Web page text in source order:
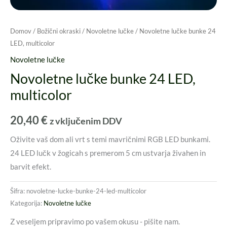
Domov/ Božični okraski/ Novoletne lučke/ Novoletne lučke bunke 24
LED, multicolor
Novoletne lučke
Novoletne lučke bunke 24 LED,
multicolor
20,40€z vključenim DDV
Oživite vaš dom ali vrt s temi mavričnimi RGB LED bunkami.
24 LED lučk v žogicah s premerom 5 cm ustvarja živahen in
barvit efekt.
Šifra: novoletne-lucke-bunke-24-led-multicolor
Kategorija: Novoletne lučke
Z veseljem pripravimo po vašem okusu - pišite nam.